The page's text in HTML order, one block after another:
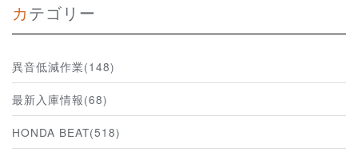
カテゴリー
異音低減作業(148)
最新入庫情報(68)
HONDA BEAT(518)